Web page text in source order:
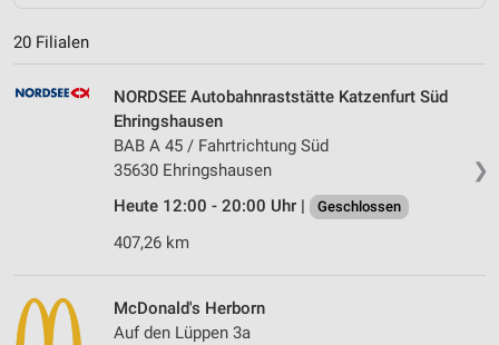
20 Filialen
❯
NORDSEE Autobahnraststätte Katzenfurt Süd
Ehringshausen
BAB A 45 / Fahrtrichtung Süd
35630 Ehringshausen
Heute 12:00 - 20:00 Uhr |
Geschlossen
407,26 km
McDonald's Herborn
Auf den Lüppen 3a